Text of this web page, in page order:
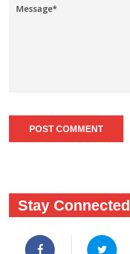
POST COMMENT
Stay Connected